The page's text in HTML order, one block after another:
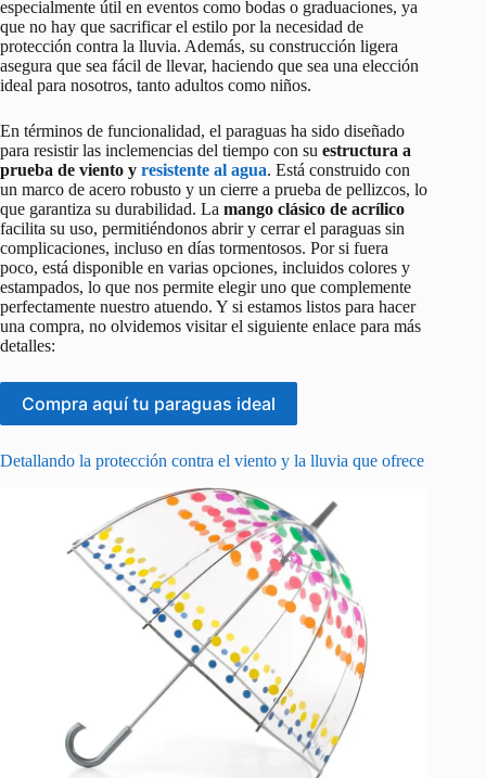
especialmente útil en eventos como bodas o graduaciones, ya
que no hay que sacrificar el estilo por la necesidad de
protección contra la lluvia. Además, su construcción ligera
asegura que sea fácil de llevar, haciendo que sea una elección
ideal para nosotros, tanto adultos como niños.
En términos de funcionalidad, el paraguas ha sido diseñado
para resistir las inclemencias del tiempo con su estructura a
prueba de viento y resistente al agua. Está construido con
un marco de acero robusto y un cierre a prueba de pellizcos, lo
que garantiza su durabilidad. La mango clásico de acrílico
facilita su uso, permitiéndonos abrir y cerrar el paraguas sin
complicaciones, incluso en días tormentosos. Por si fuera
poco, está disponible en varias opciones, incluidos colores y
estampados, lo que nos permite elegir uno que complemente
perfectamente nuestro atuendo. Y si estamos listos para hacer
una compra, no olvidemos visitar el siguiente enlace para más
detalles:
Compra aquí tu paraguas ideal
Detallando la protección contra el viento y la lluvia que ofrece